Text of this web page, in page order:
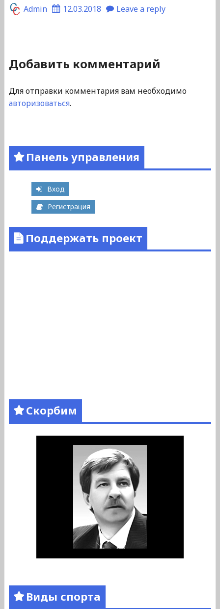
Admin 12.03.2018 Leave a reply
Добавить комментарий
Для отправки комментария вам необходимо
авторизоваться.
Панель управления
Вход
Регистрация
Поддержать проект
Скорбим
Виды спорта